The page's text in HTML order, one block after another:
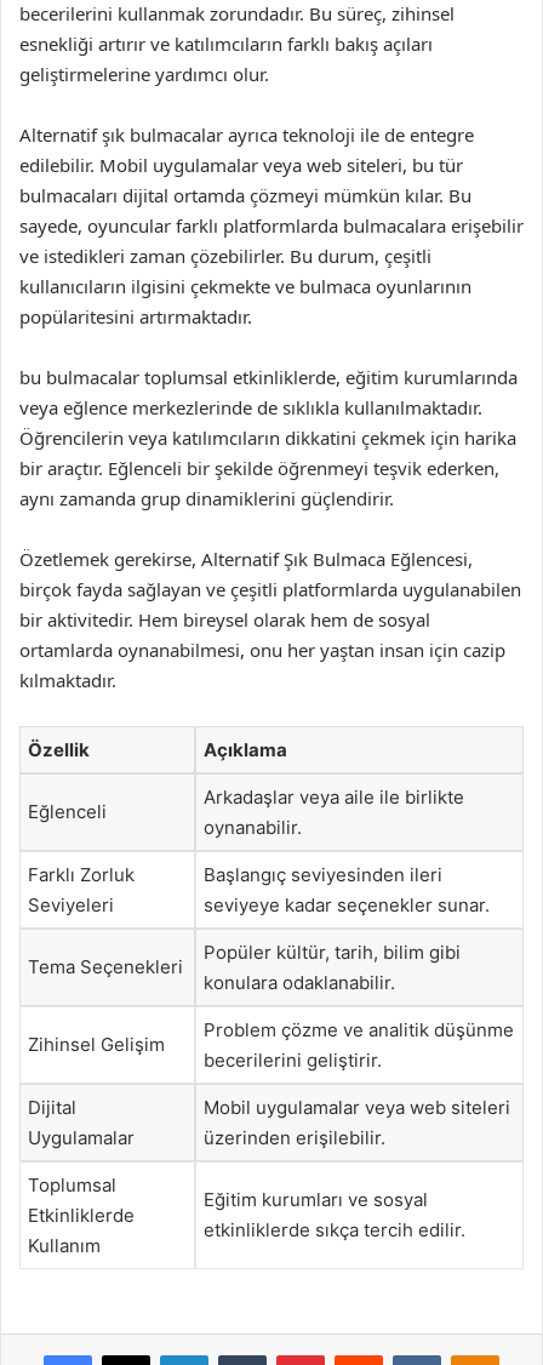
becerilerini kullanmak zorundadır. Bu süreç, zihinsel
esnekliği artırır ve katılımcıların farklı bakış açıları
geliştirmelerine yardımcı olur.
Alternatif şık bulmacalar ayrıca teknoloji ile de entegre
edilebilir. Mobil uygulamalar veya web siteleri, bu tür
bulmacaları dijital ortamda çözmeyi mümkün kılar. Bu
sayede, oyuncular farklı platformlarda bulmacalara erişebilir
ve istedikleri zaman çözebilirler. Bu durum, çeşitli
kullanıcıların ilgisini çekmekte ve bulmaca oyunlarının
popülaritesini artırmaktadır.
bu bulmacalar toplumsal etkinliklerde, eğitim kurumlarında
veya eğlence merkezlerinde de sıklıkla kullanılmaktadır.
Öğrencilerin veya katılımcıların dikkatini çekmek için harika
bir araçtır. Eğlenceli bir şekilde öğrenmeyi teşvik ederken,
aynı zamanda grup dinamiklerini güçlendirir.
Özetlemek gerekirse, Alternatif Şık Bulmaca Eğlencesi,
birçok fayda sağlayan ve çeşitli platformlarda uygulanabilen
bir aktivitedir. Hem bireysel olarak hem de sosyal
ortamlarda oynanabilmesi, onu her yaştan insan için cazip
kılmaktadır.
Özellik Açıklama
Eğlenceli
Arkadaşlar veya aile ile birlikte
oynanabilir.
Farklı Zorluk
Seviyeleri
Başlangıç seviyesinden ileri
seviyeye kadar seçenekler sunar.
Tema Seçenekleri
Popüler kültür, tarih, bilim gibi
konulara odaklanabilir.
Zihinsel Gelişim
Problem çözme ve analitik düşünme
becerilerini geliştirir.
Dijital
Uygulamalar
Mobil uygulamalar veya web siteleri
üzerinden erişilebilir.
Toplumsal
Etkinliklerde
Kullanım
Eğitim kurumları ve sosyal
etkinliklerde sıkça tercih edilir.
Facebook
X LinkedInTumblr PinterestReddit VKontakte